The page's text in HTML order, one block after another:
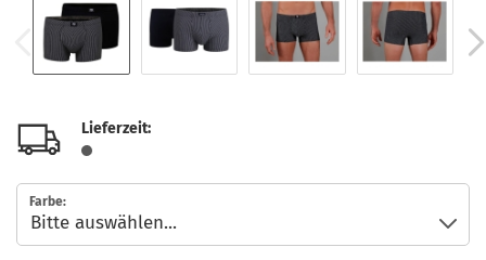
Lieferzeit:
Farbe: